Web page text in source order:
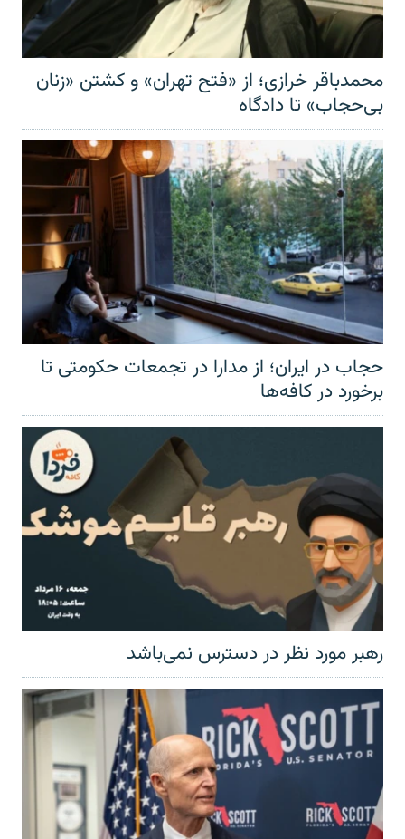
محمدباقر خرازی؛ از «فتح تهران» و کشتن «زنان
بی‌حجاب» تا دادگاه
حجاب در ایران؛ از مدارا در تجمعات حکومتی تا
برخورد در کافه‌ها
رهبر مورد نظر در دسترس نمی‌باشد